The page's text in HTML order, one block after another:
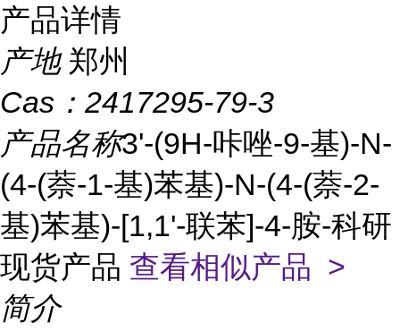
产品详情
产地 郑州
Cas： 2417295-79-3
产品名称3'-(9H-咔唑-9-基)-N-
(4-(萘-1-基)苯基)-N-(4-(萘-2-
基)苯基)-[1,1'-联苯]-4-胺-科研
现货产品 查看相似产品 >
简介